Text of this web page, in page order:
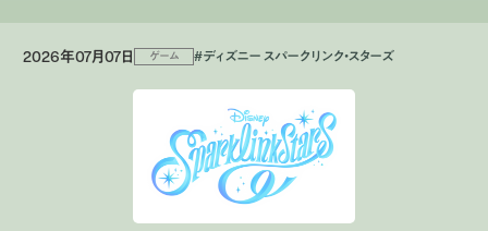
2026年07月07日 ゲーム #ディズニー スパークリンク・スターズ